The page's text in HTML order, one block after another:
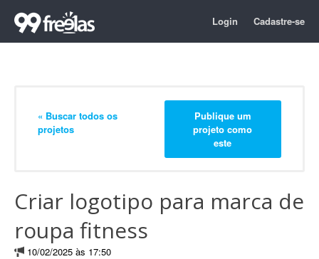
Login Cadastre-se
« Buscar todos os
projetos
Publique um
projeto como
este
Criar logotipo para marca de
roupa fitness
10/02/2025 às 17:50